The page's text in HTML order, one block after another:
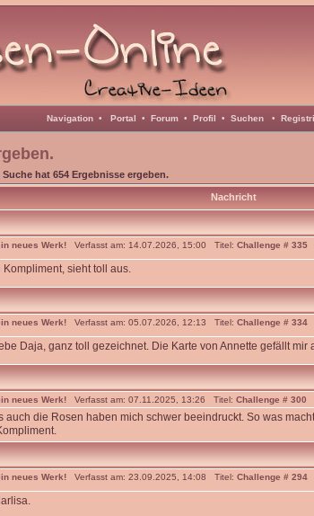
Navigation • Portal • Forum • Profil • Suchen •
Suche hat 654 Ergebnisse ergeben.
Nachricht
neues Werk! Verfasst am: 14.07.2026, 15:00 Titel: Challenge # 335
sieht toll aus.
neues Werk! Verfasst am: 05.07.2026, 12:13 Titel: Challenge # 334
Daja, ganz toll gezeichnet. Die Karte von Annette gefällt
neues Werk! Verfasst am: 07.11.2025, 13:26 Titel: Challenge # 300
auch die Rosen haben mich schwer beeindruckt. So was
neues Werk! Verfasst am: 23.09.2025, 14:08 Titel: Challenge # 294